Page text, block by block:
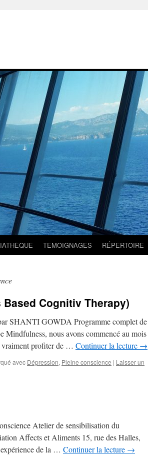
TEMOIGNAGES RÉPERTOIRE
Based Cognitiv Therapy)
SHANTI GOWDA Programme complet de
Mindfulness, nous avons commencé au mois
vraiment profiter de … Continuer la lecture →
avec Dépression, Pleine conscience | Laisser un
Atelier de sensibilisation du
Affects et Aliments 15, rue des Halles,
de la … Continuer la lecture →